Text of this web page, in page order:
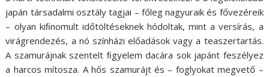
japán társadalmi osztály tagjai – főleg nagyuraik és fővezéreik
– olyan kiﬁnomult időtöltéseknek hódoltak, mint a versírás, a
virágrendezés, a nó színházi előadások vagy a teaszertartás.
A szamurájnak szentelt ﬁgyelem dacára sok japánt feszélyez
a harcos mítosza. A hős szamurájt és – foglyokat megvető –